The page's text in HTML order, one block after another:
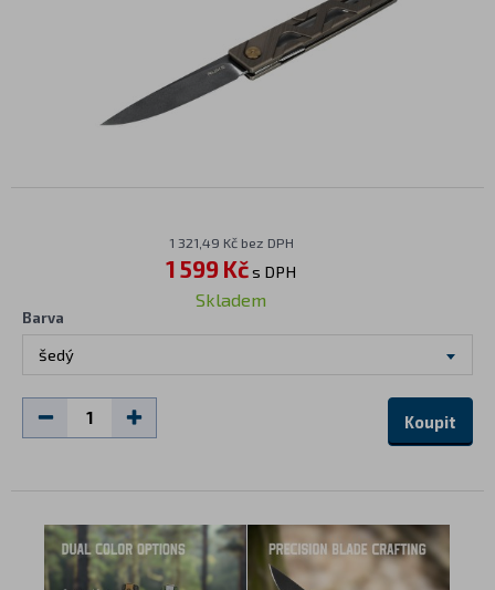
1 321,49 Kč bez DPH
1 599 Kčs DPH
Skladem
Barva
šedý
Koupit